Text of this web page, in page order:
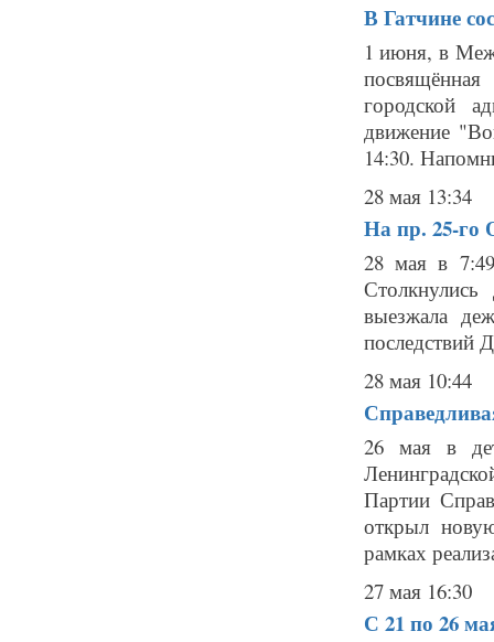
В Гатчине
1 июня, в
городской
движение
14:30.
28 мая 13:34
На пр. 25-го
28 мая в
выезжала
последствий
28 мая 10:44
26 мая в
Партии
открыл
рамках
27 мая 16:30
С 21 по 26